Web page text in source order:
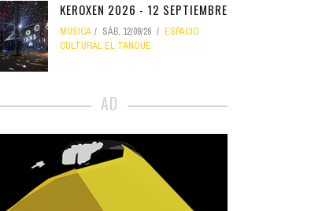
KEROXEN 2026 - 12 SEPTIEMBRE
MÚSICA SÁB, 12/09/26
ESPACIO
CULTURAL EL TANQUE
AD